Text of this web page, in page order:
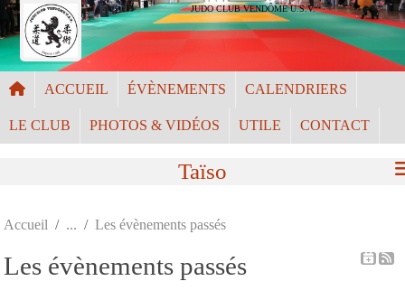
JUDO CLUB VENDÔME U.S.V.
ACCUEIL ÉVÈNEMENTS CALENDRIERS
LE CLUB PHOTOS & VIDÉOS UTILE CONTACT
Taïso
Accueil Les évènements passés
Les évènements passés
Panneau de gestion des cookies